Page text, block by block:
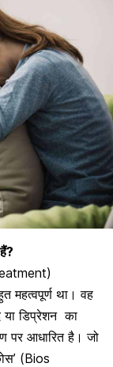
महत्वपूर्ण था। वह
डिप्रेशन का
पर आधारित है। जो
(Bios